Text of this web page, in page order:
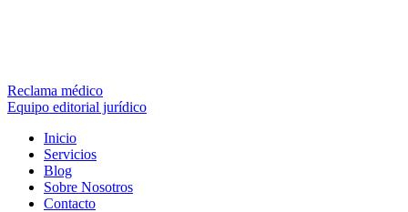
Reclama médico
Equipo editorial jurídico
Inicio
Servicios
Blog
Sobre Nosotros
Contacto